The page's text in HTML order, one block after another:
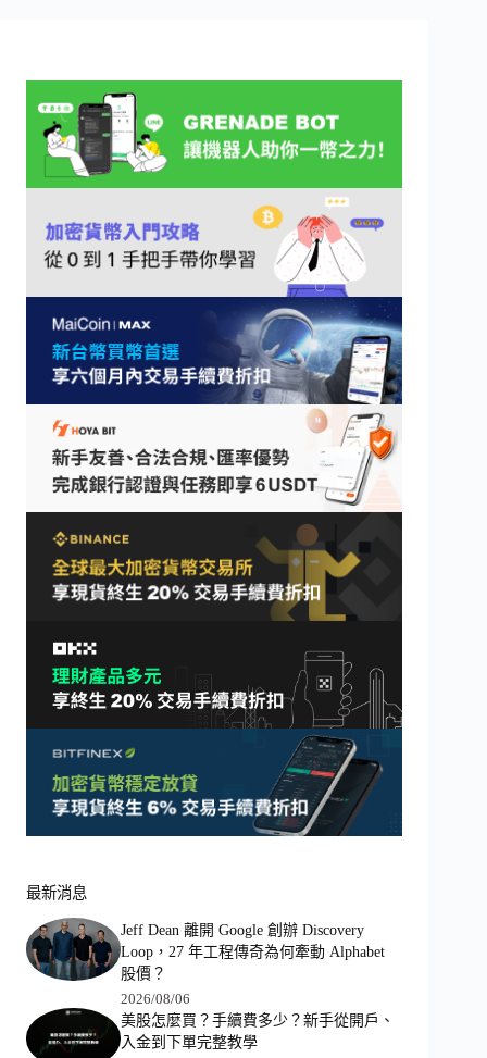
最新消息
Jeff Dean 離開 Google 創辦 Discovery
Loop，27 年工程傳奇為何牽動 Alphabet
股價？
2026/08/06
美股怎麼買？手續費多少？新手從開戶、
入金到下單完整教學